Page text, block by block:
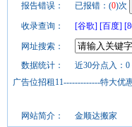
报告错误： 已报错：(0)次
收录查询： [谷歌] [百度]
网址搜索：
数据统计：
近30分点入：
广告位招租11-------------特大优
网站简介：
金顺达搬家